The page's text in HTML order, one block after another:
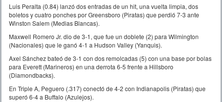
Luis Peralta (0.84) lanzó dos entradas de un hit, una vuelta limpia, dos
boletos y cuatro ponches por Greensboro (Piratas) que perdió 7-3 ante
Winston Salem (Medias Blancas).
Maxwell Romero Jr. dio de 3-1, que fue un doblete (2) para Wilmington
(Nacionales) que le ganó 4-1 a Hudson Valley (Yanquis).
Axel Sánchez bateó de 3-1 con dos remolcadas (5) con una base por bolas
para Everett (Marineros) en una derrota 6-5 frente a Hillsboro
(Diamondbacks).
En Triple A, Peguero (.317) conectó de 4-2 con Indianapolis (Piratas) que
superó 6-4 a Buffalo (Azulejos).